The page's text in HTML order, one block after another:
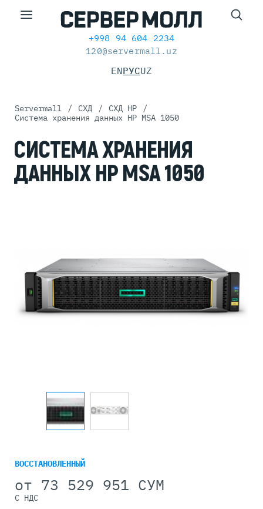
+998 94 604 2234
120@servermall.uz
ENРУСUZ
Servermall / СХД / СХД HP
/
Система хранения данных HP MSA 1050
СИСТЕМА ХРАНЕНИЯ
ДАННЫХ HP MSA 1050
ВОССТАНОВЛЕННЫЙ
от 73 529 951 СУМ
С НДС